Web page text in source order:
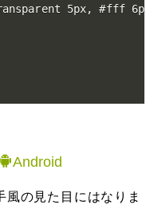
5px, #fff 6px
Android
の見た目にはなりま